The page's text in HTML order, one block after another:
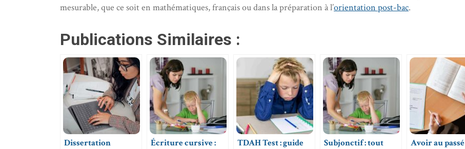
mesurable, que ce soit en mathématiques, français ou dans la préparation à l’orientation post-bac.
Publications Similaires :
Dissertation
Écriture cursive :
TDAH Test : guide
Subjonctif : tout
Avoir au passé